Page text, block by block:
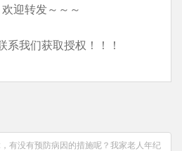
迎转发～～～
系我们获取授权！！！
有没有预防病因的措施呢？我家老人年纪